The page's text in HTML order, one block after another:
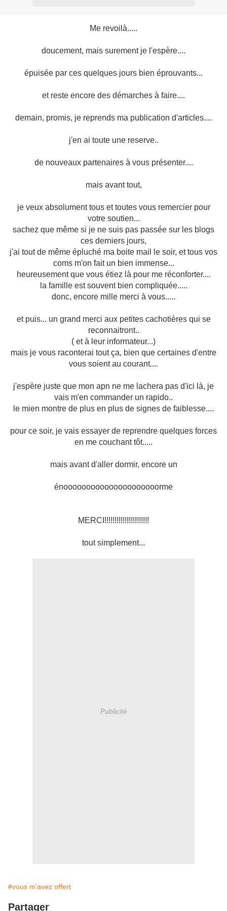
Me revoilà.....
doucement, mais surement je l'espère....
épuisée par ces quelques jours bien éprouvants...
et reste encore des démarches à faire....
demain, promis, je reprends ma publication d'articles....
j'en ai toute une reserve..
de nouveaux partenaires à vous présenter....
mais avant tout,
je veux absolument tous et toutes vous remercier pour
votre soutien...
sachez que même si je ne suis pas passée sur les blogs
ces derniers jours,
j'ai tout de même épluché ma boite mail le soir, et tous vos
coms m'on fait un bien immense...
heureusement que vous étiez là pour me réconforter....
la famille est souvent bien compliquée.....
donc, encore mille merci à vous.....
et puis... un grand merci aux petites cachotières qui se
reconnaitront..
( et à leur informateur...)
mais je vous raconterai tout ça, bien que certaines d'entre
vous soient au courant....
j'espère juste que mon apn ne me lachera pas d'ici là, je
vais m'en commander un rapido..
le mien montre de plus en plus de signes de faiblesse....
pour ce soir, je vais essayer de reprendre quelques forces
en me couchant tôt.....
mais avant d'aller dormir, encore un
énooooooooooooooooooooorme
MERCI!!!!!!!!!!!!!!!!!!!!!!
tout simplement...
Publicité
#vous m'avez offert
Partager